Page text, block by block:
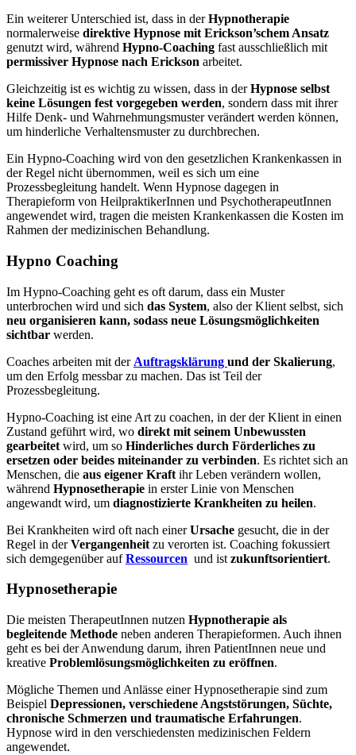
Ein weiterer Unterschied ist, dass in derHypnotherapie
normalerweise direktive Hypnose mit Erickson’schem Ansatz
genutzt wird, während Hypno-Coaching fast ausschließlich mit
permissiver Hypnose nach Erickson arbeitet.
Gleichzeitig ist es wichtig zu wissen, dass in derHypnose selbst
keine Lösungen fest vorgegeben werden, sondern dass mit ihrer
Hilfe Denk- und Wahrnehmungsmuster verändert werden können,
um hinderliche Verhaltensmuster zu durchbrechen.
Ein Hypno-Coaching wird von den gesetzlichen Krankenkassen in
der Regel nicht übernommen, weil es sich um eine
Prozessbegleitung handelt. Wenn Hypnose dagegen in
Therapieform von HeilpraktikerInnen und PsychotherapeutInnen
angewendet wird, tragen die meisten Krankenkassen die Kosten im
Rahmen der medizinischen Behandlung.
Hypno Coaching
Im Hypno-Coaching geht es oft darum, dass ein Muster
unterbrochen wird und sich das System, also der Klient selbst, sich
neu organisieren kann, sodass neue Lösungsmöglichkeiten
sichtbar werden.
Coaches arbeiten mit der Auftragsklärung und der Skalierung,
um den Erfolg messbar zu machen. Das ist Teil der
Prozessbegleitung.
Hypno-Coaching ist eine Art zu coachen, in der der Klient in einen
Zustand geführt wird, wo direkt mit seinem Unbewussten
gearbeitet wird, um so Hinderliches durch Förderliches zu
ersetzen oder beides miteinander zu verbinden. Es richtet sich an
Menschen, die aus eigener Kraft ihr Leben verändern wollen,
während Hypnosetherapie in erster Linie von Menschen
angewandt wird, um diagnostizierte Krankheiten zu heilen.
Bei Krankheiten wird oft nach einerUrsache gesucht, die in der
Regel in derVergangenheit zu verorten ist. Coaching fokussiert
sich demgegenüber aufRessourcen und ist zukunftsorientiert.
Hypnosetherapie
Die meisten TherapeutInnen nutzen Hypnotherapie als
begleitende Methode neben anderen Therapieformen. Auch ihnen
geht es bei der Anwendung darum, ihren PatientInnen neue und
kreative Problemlösungsmöglichkeiten zu eröffnen.
Mögliche Themen und Anlässe einer Hypnosetherapie sind zum
Beispiel Depressionen, verschiedene Angststörungen, Süchte,
chronische Schmerzen und traumatische Erfahrungen.
Hypnose wird in den verschiedensten medizinischen Feldern
angewendet.